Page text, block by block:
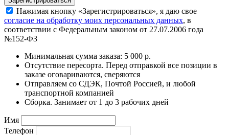
Нажимая кнопку «Зарегистрироваться», я даю свое
согласие на обработку моих персональных данных, в
соответствии с Федеральным законом от 27.07.2006 года
№152-ФЗ
Минимальная сумма заказа: 5 000 р.
Отсутствие пересорта. Перед отправкой все позиции в
заказе оговариваются, сверяются
Отправляем со СДЭК, Почтой Россией, и любой
транспортной компанией
Сборка. Занимает от 1 до 3 рабочих дней
Имя
Телефон